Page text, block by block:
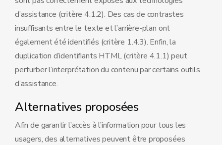
d’assistance (critère 4.1.2). Des cas de contrastes
insuffisants entre le texte et l’arrière-plan ont
également été identifiés (critère 1.4.3). Enfin, la
duplication d’identifiants HTML (critère 4.1.1) peut
perturber l’interprétation du contenu par certains outils
d’assistance.
Alternatives proposées
Afin de garantir l’accès à l’information pour tous les
usagers, des alternatives peuvent être proposées